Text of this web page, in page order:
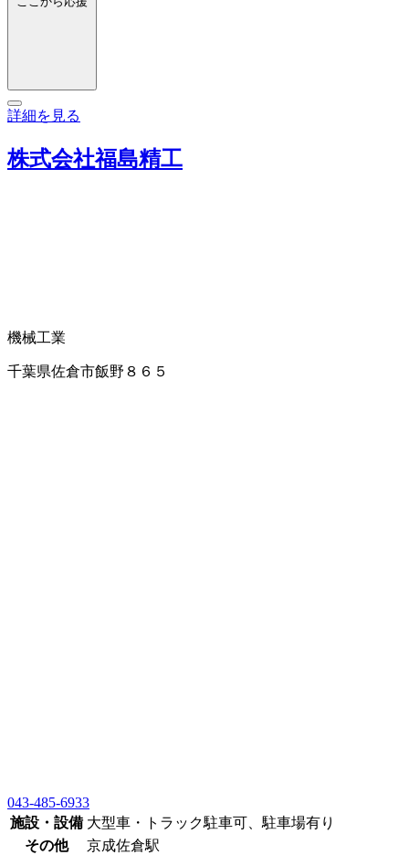
詳細を見る
株式会社福島精工
機械工業
千葉県佐倉市飯野８６５
043-485-6933
施設・設備 大型車・トラック駐車可、駐車場有り
その他
京成佐倉駅